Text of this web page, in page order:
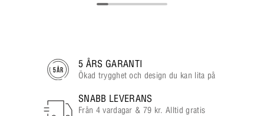
5 ÅRS GARANTI
Ökad trygghet och design du kan lita på
SNABB LEVERANS
Från 4 vardagar & 79 kr. Alltid gratis